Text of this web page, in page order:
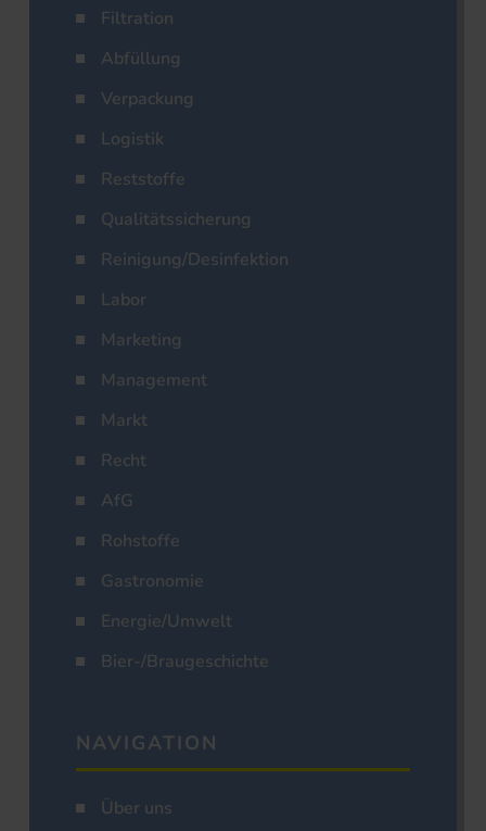
Filtration
Abfüllung
Verpackung
Logistik
Reststoffe
Qualitätssicherung
Reinigung/Desinfektion
Labor
Marketing
Management
Markt
Recht
AfG
Rohstoffe
Gastronomie
Energie/Umwelt
Bier-/Braugeschichte
NAVIGATION
Über uns